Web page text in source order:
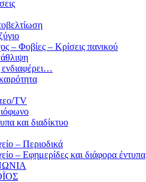
– Φοβίες – Κρίσεις πανικού
TV
και διαδίκτυο
– Περιοδικά
– Εφημερίδες και διάφορα έντυπα